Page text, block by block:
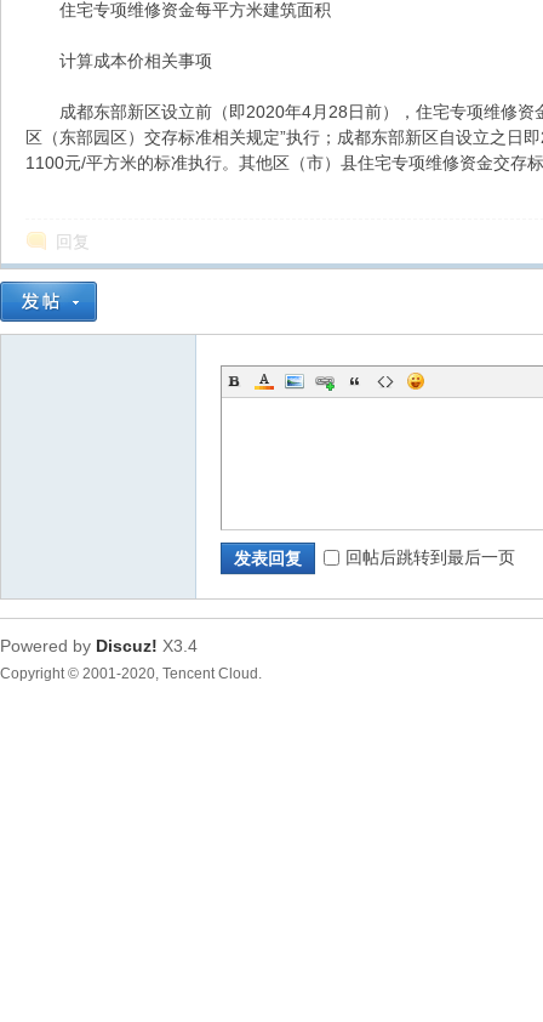
住宅专项维修资金每平方米建筑面积
计算成本价相关事项
成都东部新区设立前（即2020年4月28日前），住宅专项维修资
区（东部园区）交存标准相关规定”执行；成都东部新区自设立之
1100元/平方米的标准执行。其他区（市）县住宅专项维修资金交存
回复
发表回复 回帖后跳转到最后一页
Powered by Discuz! X3.4
Copyright © 2001-2020, Tencent Cloud.